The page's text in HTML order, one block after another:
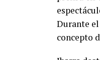
Durante
concepto